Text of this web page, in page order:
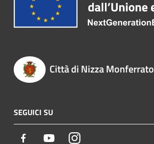
Città di Nizza Monferrato
SEGUICI SU
Facebook YoutubeInstagram